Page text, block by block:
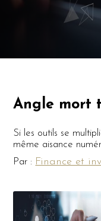
Angle mort
Si les outils se
même aisance
Par : Finance et